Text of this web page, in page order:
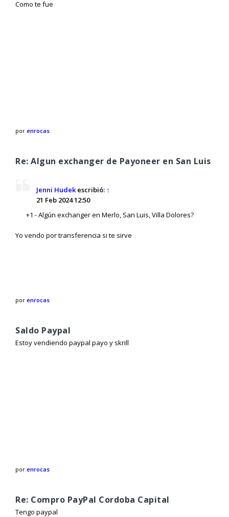
Como te fue
por enrocas
Re: Algun exchanger de Payoneer en San Luis
Jenni Hudekescribió: ↑
21 Feb 2024 12:50
+1 - Algún exchanger en Merlo, San Luis, Villa Dolores?
Yo vendo por transferencia si te sirve
por enrocas
Saldo Paypal
Estoy vendiendo paypal payo y skrill
por enrocas
Re: Compro PayPal Cordoba Capital
Tengo paypal